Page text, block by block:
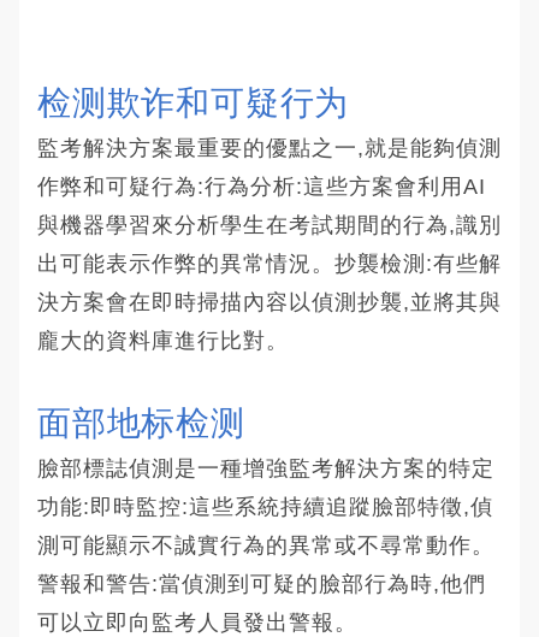
检测欺诈和可疑行为
監考解決方案最重要的優點之一,就是能夠偵測
作弊和可疑行為:行為分析:這些方案會利用AI
與機器學習來分析學生在考試期間的行為,識別
出可能表示作弊的異常情況。抄襲檢測:有些解
決方案會在即時掃描內容以偵測抄襲,並將其與
龐大的資料庫進行比對。
面部地标检测
臉部標誌偵測是一種增強監考解決方案的特定
功能:即時監控:這些系統持續追蹤臉部特徵,偵
測可能顯示不誠實行為的異常或不尋常動作。
警報和警告:當偵測到可疑的臉部行為時,他們
可以立即向監考人員發出警報。